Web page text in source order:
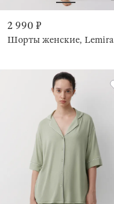
2 990 ₽
Шорты женские, Lemira